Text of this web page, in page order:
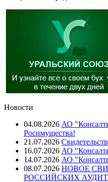
Новости
04.08.2026 АО
Росимущества!
21.07.2026
16.07.2026 АО
14.07.2026 АО
08.07.2026 НОВОЕ
РОССИЙСКИХ